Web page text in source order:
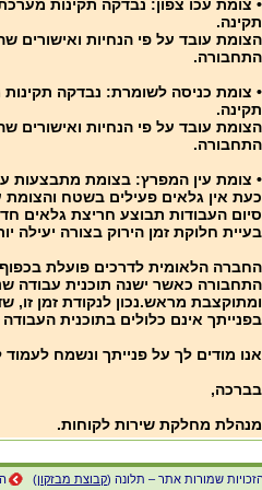
• צומת עכו צפון: נבדקה תקינות
תקינה.
הצומת עובד על פי הנחיות ואישורים
התחבורה.
• צומת כניסה לשומרת: נבדקה
תקינה.
הצומת עובד על פי הנחיות ואישורים
התחבורה.
• צומת עין המפרץ: בצומת מתבצעות
כעת אין גלאים פעילים בשטח
סיום העבודות תבוצע חריצת גלאים
בעיית חלוקת זמן הירוק בצורה יעילה
החברה הלאומית לדרכים פועלת
התחבורה כאשר ישנה תוכנית עבודה
ומתוקצבת מראש.נכון לנקודת זמן זו,
בפנייתך אינם כלולים בתוכנית
אנו מודים לך על פנייתך ונשמח
בברכה,
מנהלת מחלקת שירות לקוחות.
שמורות אתר – תלונה (קבוצת מבזקון)